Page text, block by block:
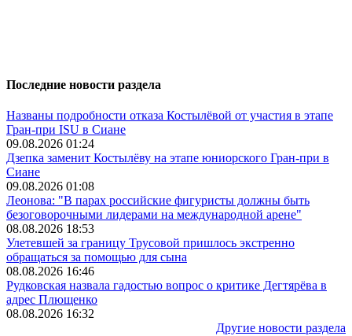
Последние новости раздела
Названы подробности отказа Костылёвой от участия в этапе
Гран-при ISU в Сиане
09.08.2026 01:24
Дзепка заменит Костылёву на этапе юниорского Гран-при в
Сиане
09.08.2026 01:08
Леонова: "В парах российские фигуристы должны быть
безоговорочными лидерами на международной арене"
08.08.2026 18:53
Улетевшей за границу Трусовой пришлось экстренно
обращаться за помощью для сына
08.08.2026 16:46
Рудковская назвала гадостью вопрос о критике Дегтярёва в
адрес Плющенко
08.08.2026 16:32
Другие новости раздела